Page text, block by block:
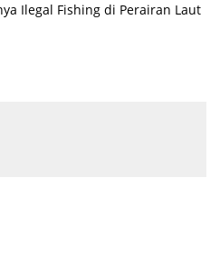
Ilegal Fishing di Perairan Laut